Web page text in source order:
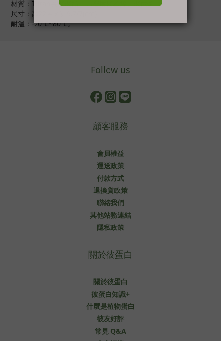
材質：Tritan共聚聚酯、高密度聚乙烯、聚丙烯。
尺寸：高22.4 x 寬9.7/7(cm)
耐溫：-20℃~80℃。
Follow us
顧客服務
會員權益
運送政策
付款方式
退換貨政策
聯絡我們
其他站務連結
隱私政策
關於彼蛋白
關於彼蛋白
彼蛋白知識+
什麼是植物蛋白
彼友好評
常見 Q&A